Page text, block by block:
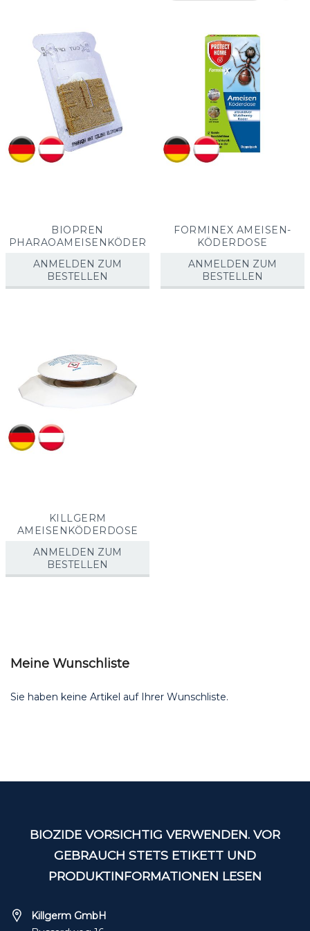
BIOPREN
PHARAOAMEISENKÖDER
ANMELDEN ZUM
BESTELLEN
FORMINEX AMEISEN-
KÖDERDOSE
ANMELDEN ZUM
BESTELLEN
KILLGERM
AMEISENKÖDERDOSE
ANMELDEN ZUM
BESTELLEN
Meine Wunschliste
Sie haben keine Artikel auf Ihrer Wunschliste.
BIOZIDE VORSICHTIG VERWENDEN. VOR
GEBRAUCH STETS ETIKETT UND
PRODUKTINFORMATIONEN LESEN
Killgerm GmbH